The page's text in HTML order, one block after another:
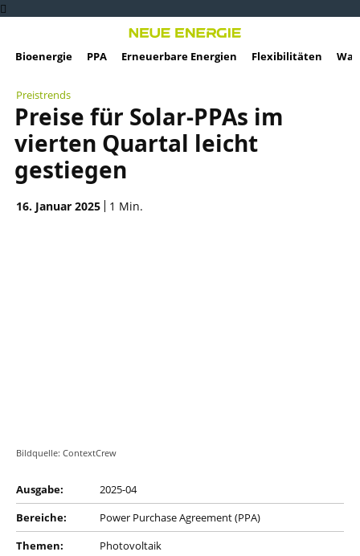
Bioenergie PPA Erneuerbare Energien Flexibilitäten
Preistrends
Preise für Solar-PPAs im
vierten Quartal leicht
gestiegen
16. Januar 2025 1 Min.
Bildquelle: ContextCrew
Ausgabe:
2025-04
Bereiche:
Power Purchase Agreement (PPA)
Themen:
Photovoltaik